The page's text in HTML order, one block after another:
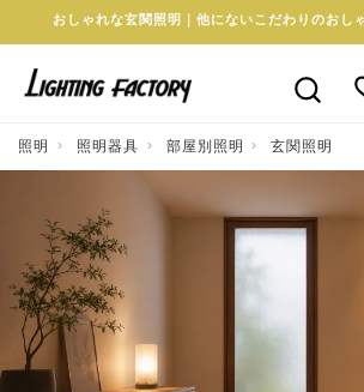
おしゃれな玄関照明｜他にないこだわりのおし
照明 照明器具 部屋別照明 玄関照明